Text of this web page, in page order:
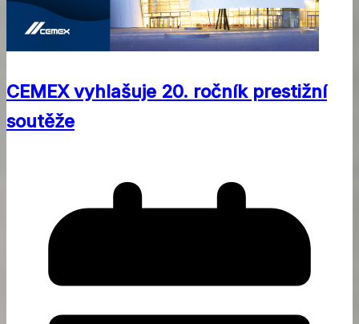
CEMEX vyhlašuje 20. ročník prestižní
soutěže